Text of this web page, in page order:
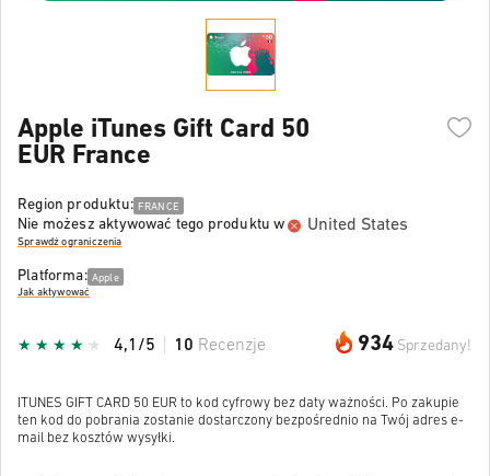
Apple iTunes Gift Card 50
EUR France
Region produktu: FRANCE
Nie możesz aktywować tego produktu w United States
Sprawdź ograniczenia
Platforma: Apple
Jak aktywować
934 Sprzedany!
4,1/5 10 Recenzje
ITUNES GIFT CARD 50 EUR to kod cyfrowy bez daty ważności. Po zakupie
ten kod do pobrania zostanie dostarczony bezpośrednio na Twój adres e-
mail bez kosztów wysyłki.